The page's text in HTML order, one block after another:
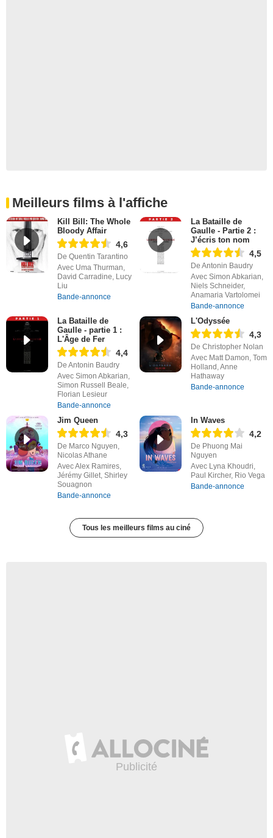
Meilleurs films à l'affiche
Kill Bill: The Whole
Bloody Affair
4,6
De Quentin Tarantino
Avec Uma Thurman,
David Carradine, Lucy
Liu
Bande-annonce
La Bataille de
Gaulle - Partie 2 :
J’écris ton nom
4,5
De Antonin Baudry
Avec Simon Abkarian,
Niels Schneider,
Anamaria Vartolomei
Bande-annonce
La Bataille de
Gaulle - partie 1 :
L'Âge de Fer
4,4
De Antonin Baudry
Avec Simon Abkarian,
Simon Russell Beale,
Florian Lesieur
Bande-annonce
L'Odyssée
4,3
De Christopher Nolan
Avec Matt Damon, Tom
Holland, Anne
Hathaway
Bande-annonce
Jim Queen
4,3
De Marco Nguyen,
Nicolas Athane
Avec Alex Ramires,
Jérémy Gillet, Shirley
Souagnon
Bande-annonce
In Waves
4,2
De Phuong Mai
Nguyen
Avec Lyna Khoudri,
Paul Kircher, Rio Vega
Bande-annonce
Tous les meilleurs films au ciné